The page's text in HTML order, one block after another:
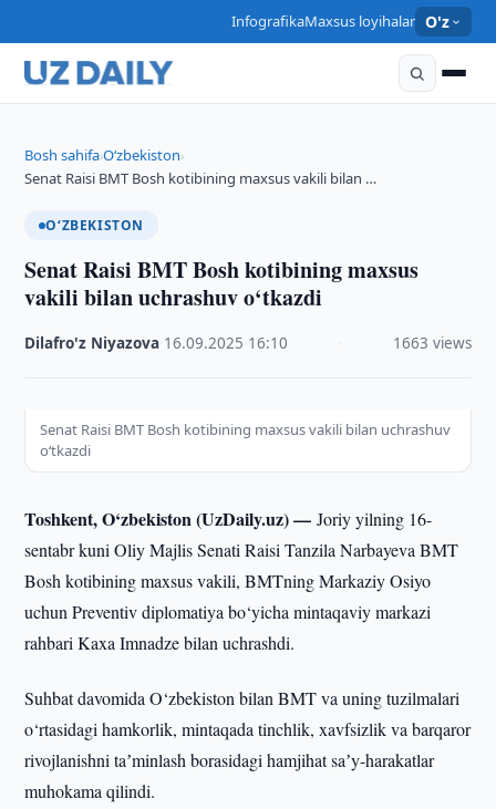
InfografikaMaxsus loyihalar O'z
Bosh sahifa›O‘zbekiston›
Senat Raisi BMT Bosh kotibining maxsus vakili bilan …
O‘ZBEKISTON
Senat Raisi BMT Bosh kotibining maxsus
vakili bilan uchrashuv o‘tkazdi
Dilafro'z Niyazova 16.09.2025 16:10 1663 views
Senat Raisi BMT Bosh kotibining maxsus vakili bilan uchrashuv
o‘tkazdi
Toshkent, O‘zbekiston (UzDaily.uz) —Joriy yilning 16-
sentabr kuni Oliy Majlis Senati Raisi Tanzila Narbayeva BMT
Bosh kotibining maxsus vakili, BMTning Markaziy Osiyo
uchun Preventiv diplomatiya bo‘yicha mintaqaviy markazi
rahbari Kaxa Imnadze bilan uchrashdi.
Suhbat davomida O‘zbekiston bilan BMT va uning tuzilmalari
o‘rtasidagi hamkorlik, mintaqada tinchlik, xavfsizlik va barqaror
rivojlanishni taʼminlash borasidagi hamjihat saʼy-harakatlar
muhokama qilindi.